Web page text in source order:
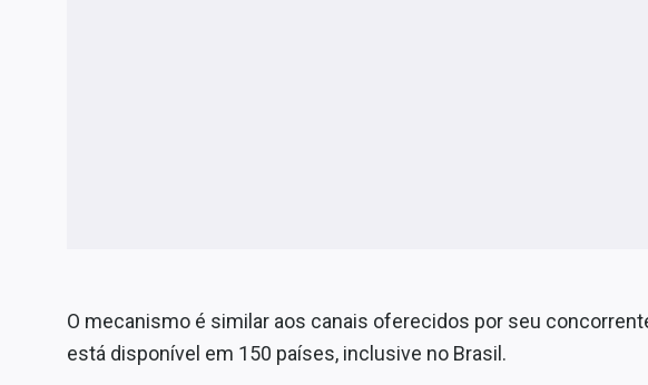
O mecanismo é similar aos canais oferecidos por seu
está disponível em 150 países, inclusive no Brasil.